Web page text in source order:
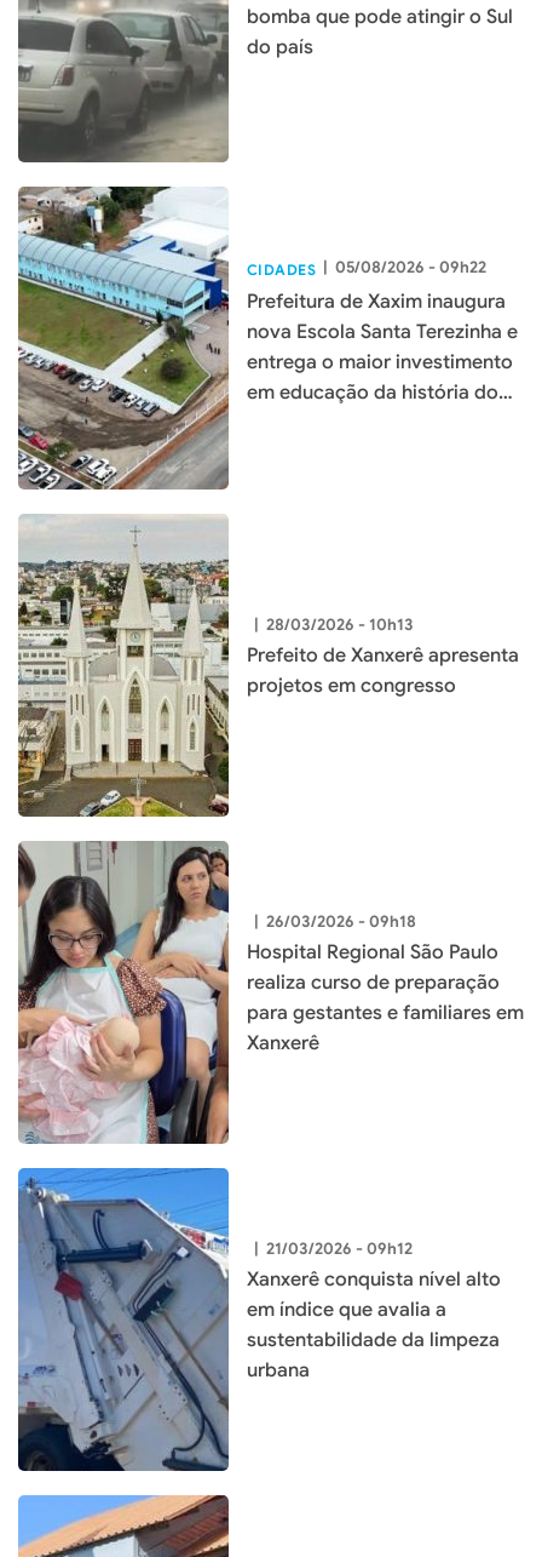
bomba que pode atingir o Sul
do país
CIDADES | 05/08/2026 - 09h22
Prefeitura de Xaxim inaugura
nova Escola Santa Terezinha e
entrega o maior investimento
em educação da história do
| 28/03/2026 - 10h13
Prefeito de Xanxerê apresenta
projetos em congresso
| 26/03/2026 - 09h18
Hospital Regional São Paulo
realiza curso de preparação
para gestantes e familiares em
Xanxerê
| 21/03/2026 - 09h12
Xanxerê conquista nível alto
em índice que avalia a
sustentabilidade da limpeza
urbana